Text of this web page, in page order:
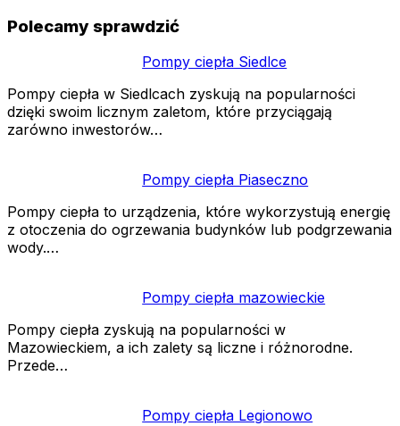
Polecamy sprawdzić
Pompy ciepła Siedlce
Pompy ciepła w Siedlcach zyskują na popularności
dzięki swoim licznym zaletom, które przyciągają
zarówno inwestorów…
Pompy ciepła Piaseczno
Pompy ciepła to urządzenia, które wykorzystują energię
z otoczenia do ogrzewania budynków lub podgrzewania
wody.…
Pompy ciepła mazowieckie
Pompy ciepła zyskują na popularności w
Mazowieckiem, a ich zalety są liczne i różnorodne.
Przede…
Pompy ciepła Legionowo